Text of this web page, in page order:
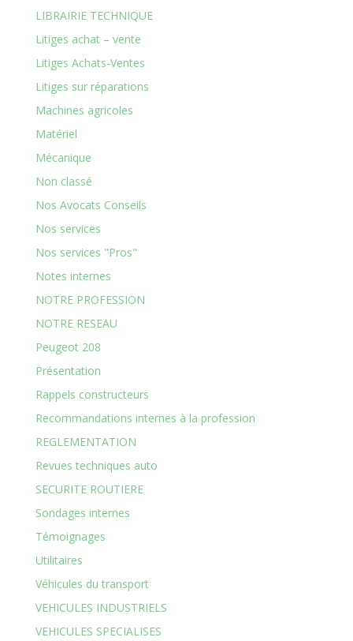
LIBRAIRIE TECHNIQUE
Litiges achat – vente
Litiges Achats-Ventes
Litiges sur réparations
Machines agricoles
Matériel
Mécanique
Non classé
Nos Avocats Conseils
Nos services
Nos services "Pros"
Notes internes
NOTRE PROFESSION
NOTRE RESEAU
Peugeot 208
Présentation
Rappels constructeurs
Recommandations internes à la profession
REGLEMENTATION
Revues techniques auto
SECURITE ROUTIERE
Sondages internes
Témoignages
Utilitaires
Véhicules du transport
VEHICULES INDUSTRIELS
VEHICULES SPECIALISES